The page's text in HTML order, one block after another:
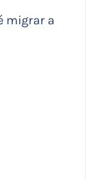
migrar a